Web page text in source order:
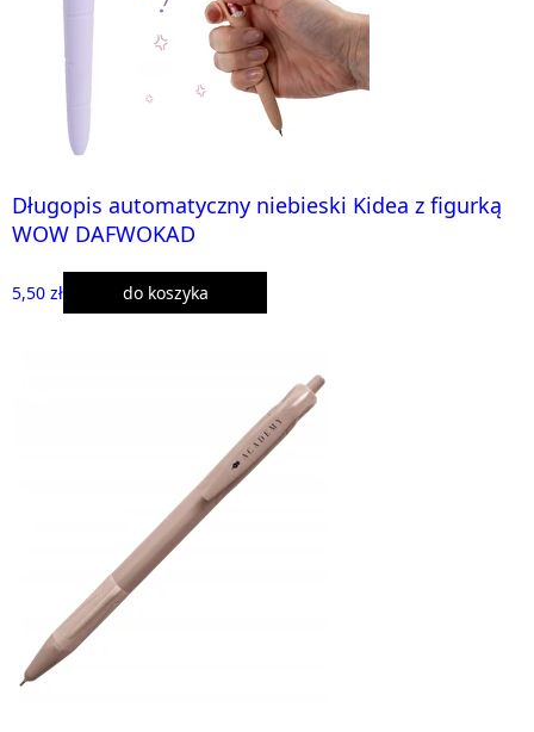
Długopis automatyczny niebieski Kidea z figurką
WOW DAFWOKAD
5,50 zł do koszyka